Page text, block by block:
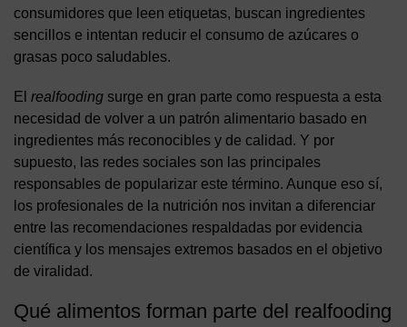
consumidores que leen etiquetas, buscan ingredientes
sencillos e intentan reducir el consumo de azúcares o
grasas poco saludables.
El realfooding surge en gran parte como respuesta a esta
necesidad de volver a un patrón alimentario basado en
ingredientes más reconocibles y de calidad. Y por
supuesto, las redes sociales son las principales
responsables de popularizar este término. Aunque eso sí,
los profesionales de la nutrición nos invitan a diferenciar
entre las recomendaciones respaldadas por evidencia
científica y los mensajes extremos basados en el objetivo
de viralidad.
Qué alimentos forman parte del realfooding